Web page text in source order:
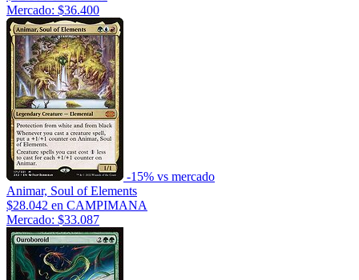
Mercado: $36.400
-15% vs mercado
Animar, Soul of Elements
$28.042 en CAMPIMANA
Mercado: $33.087